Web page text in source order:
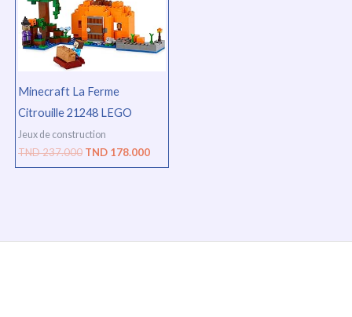
Minecraft La Ferme
Citrouille 21248 LEGO
Jeux de construction
TND237.000 TND 178.000